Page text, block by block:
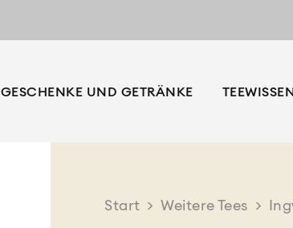
GESCHENKE UND GETRÄNKE
Start > Weitere Tees >